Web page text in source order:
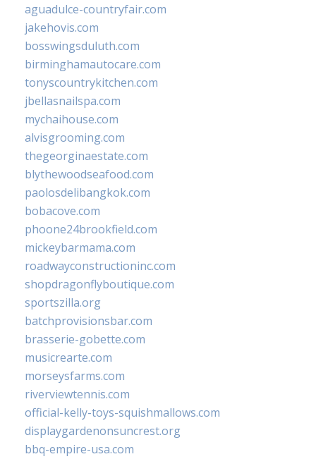
aguadulce-countryfair.com
jakehovis.com
bosswingsduluth.com
birminghamautocare.com
tonyscountrykitchen.com
jbellasnailspa.com
mychaihouse.com
alvisgrooming.com
thegeorginaestate.com
blythewoodseafood.com
paolosdelibangkok.com
bobacove.com
phoone24brookfield.com
mickeybarmama.com
roadwayconstructioninc.com
shopdragonflyboutique.com
sportszilla.org
batchprovisionsbar.com
brasserie-gobette.com
musicrearte.com
morseysfarms.com
riverviewtennis.com
official-kelly-toys-squishmallows.com
displaygardenonsuncrest.org
bbq-empire-usa.com